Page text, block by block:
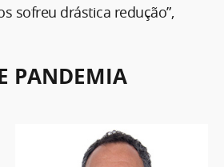
sofreu drástica redução”,
PANDEMIA